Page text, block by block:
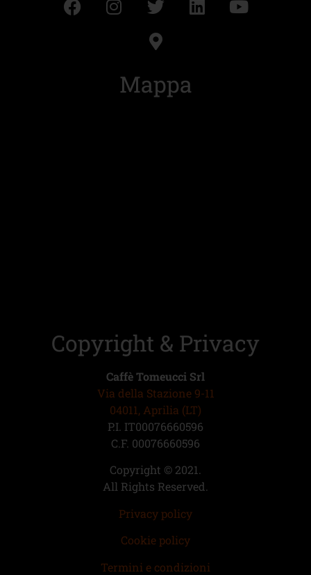
Mappa
Copyright & Privacy
Caffè Tomeucci Srl
Via della Stazione 9-11
04011, Aprilia (LT)
P.I. IT00076660596
C.F. 00076660596
Copyright © 2021.
All Rights Reserved.
Privacy policy
Cookie policy
Termini e condizioni